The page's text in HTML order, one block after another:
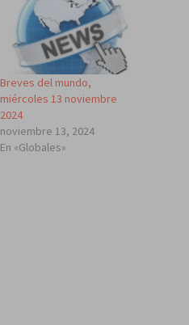
Breves del mundo,
miércoles 13 noviembre
2024
noviembre 13, 2024
En «Globales»